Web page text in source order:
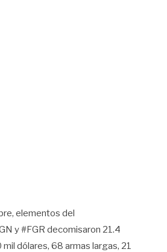
elementos del
y #FGR decomisaron 21.4
dólares, 68 armas largas, 21